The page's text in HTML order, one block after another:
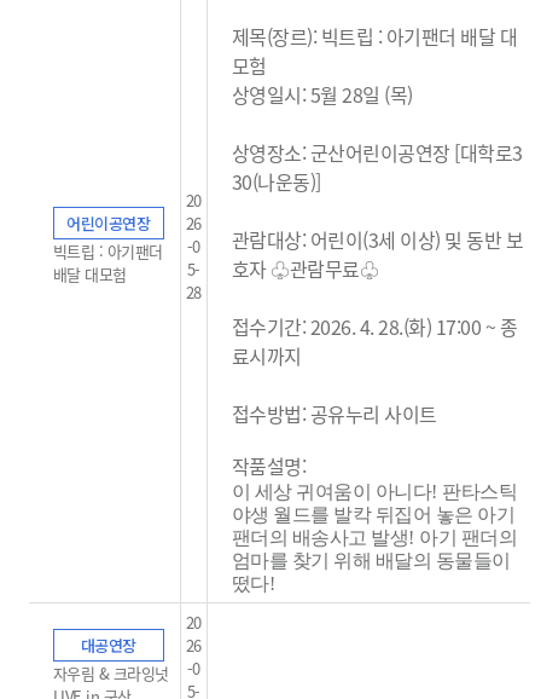
어린이공연장
빅트립 : 아기팬더
배달 대모험
20
26
-0
5-
28
제목(장르): 빅트립 : 아기팬더 배달 대
모험
상영일시: 5월 28일 (목)
상영장소: 군산어린이공연장 [대학로3
30(나운동)]
관람대상: 어린이(3세 이상) 및 동반 보
호자 ♧관람무료♧
접수기간: 2026. 4. 28.(화) 17:00 ~ 종
료시까지
접수방법: 공유누리 사이트
작품설명:
이 세상 귀여움이 아니다! 판타스틱
야생 월드를 발칵 뒤집어 놓은 아기
팬더의 배송사고 발생! 아기 팬더의
엄마를 찾기 위해 배달의 동물들이
떴다!
대공연장
자우림 & 크라잉넛
20
26
-0
5-